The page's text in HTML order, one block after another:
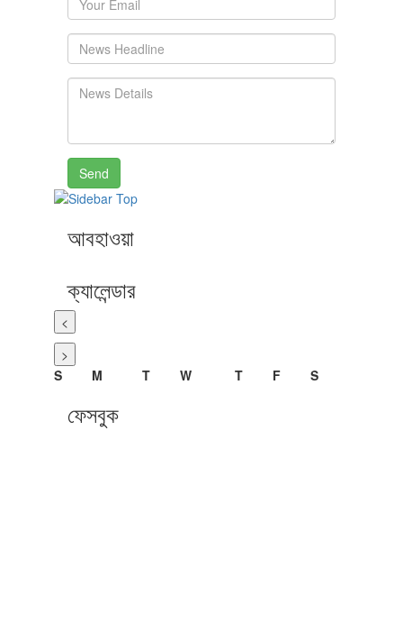
Send
আবহাওয়া
ক্যালেন্ডার
<
>
S
M T W T F S
ফেসবুক